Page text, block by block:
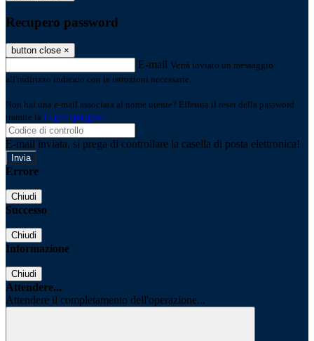
Recupero password
button close ×
E-mail Verrà inviato un messaggio
all'indirizzo indicato con le istruzioni necessarie.
Non hai una e-mail associata al nome utente? Effettua il reset della password
tramite la Login Spaggiari
E-mail inviata, si prega di controllare la casella di posta elettronica!
Errore
Chiudi
Successo
Chiudi
Informazione
Chiudi
Attendere...
Attendere il completamento dell'operazione...